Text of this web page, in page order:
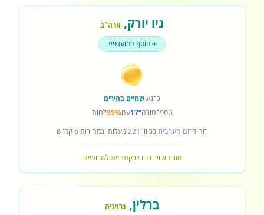
ניו יורק, ארה"ב
הוסף למועדפים
כרגעשמיים בהירים
טמפרטורה17°עם95%לחות
רוחדרום מערביתבכיוון 221מעלות ובמהירות6קמ"ש
מזג האוויר בניו יורקתחזית לשבועיים
ברלין, גרמניה